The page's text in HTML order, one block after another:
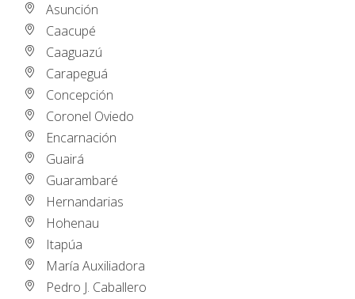
Asunción
Caacupé
Caaguazú
Carapeguá
Concepción
Coronel Oviedo
Encarnación
Guairá
Guarambaré
Hernandarias
Hohenau
Itapúa
María Auxiliadora
Pedro J. Caballero